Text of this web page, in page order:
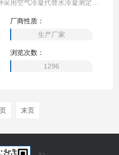
用空气冷凝代替水冷凝测定化
验手段仪器化新产产品。
厂商性质：
生产厂家
浏览次数：
1296
末页